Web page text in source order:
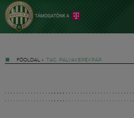
FŐOLDAL » TAG: PÁLYAKERÉKPÁR